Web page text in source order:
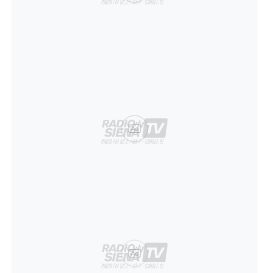
Ad
Ad